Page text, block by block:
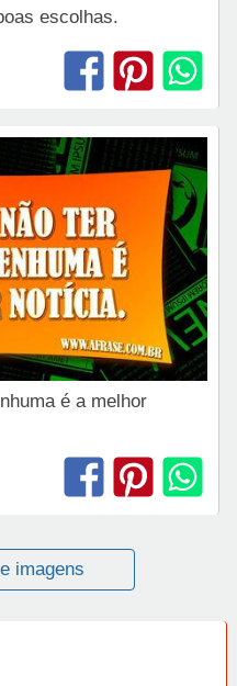
escolhas.
é a melhor
imagens